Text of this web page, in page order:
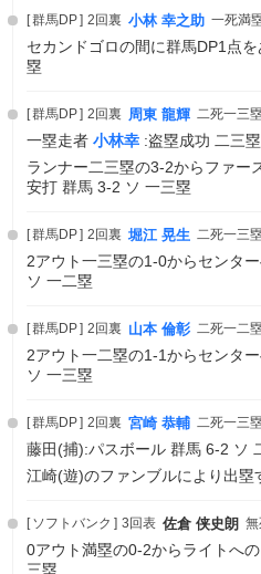
群馬DP 2回裏 小林 幸之助 一死満
セカンドゴロの間に群馬DP1点
塁
群馬DP 2回裏 周東 龍輝 二死一三塁
一塁走者 小林幸 :盗塁成功 二三塁
ランナー二三塁の3-2からファー
安打 群馬 3-2 ソ 一三塁
群馬DP 2回裏 堀江 晃生 二死一三塁
2アウト一三塁の1-0からセンタ
ソ 一二塁
群馬DP 2回裏 山本 倫彰 二死一二塁
2アウト一二塁の1-1からセンタ
ソ 一三塁
群馬DP 2回裏 宮崎 恭輔 二死一三塁
藤田(捕):パスボール 群馬 6-2 ソ
江崎(遊)のファンブルにより出塁
ソフトバンク 3回表 佐倉 侠史朗 無
0アウト満塁の0-2からライトへ
三塁